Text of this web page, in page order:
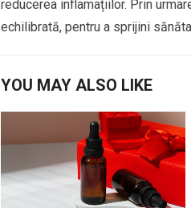
reducerea inflamațiilor. Prin
echilibrată, pentru a sprijini
YOU MAY ALSO LIKE